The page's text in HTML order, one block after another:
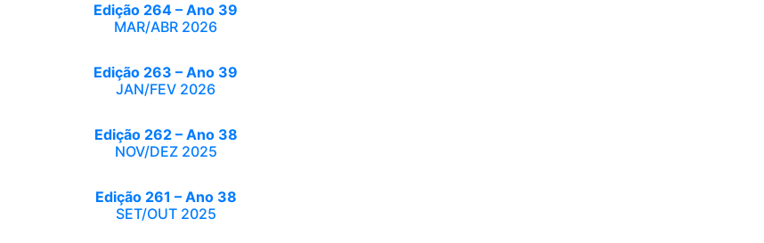
Edição 264 – Ano 39
MAR/ABR 2026
Edição 263 – Ano 39
JAN/FEV 2026
Edição 262 – Ano 38
NOV/DEZ 2025
Edição 261 – Ano 38
SET/OUT 2025